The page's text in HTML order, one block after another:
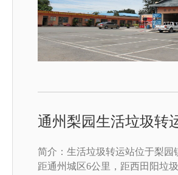
通州梨园生活垃圾转
简介：生活垃圾转运站位于梨园
距通州城区6公里，距西田阳垃